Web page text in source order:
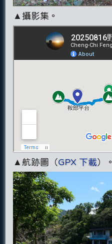
▲攝影集。
▲航跡圖（GPX 下載）。